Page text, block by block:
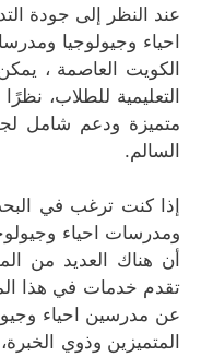
عند النظر إلى جودة
احياء وجيولوجيا
الكويت العاصمة ،
التعليمية للطلاب،
متميزة ودعم شامل
السالم.
إذا كنت ترغب في
ومدرسات احياء
أن هناك العديد من
تقدم خدمات في هذا
عن مدرسين احياء
المتميزين وذوي